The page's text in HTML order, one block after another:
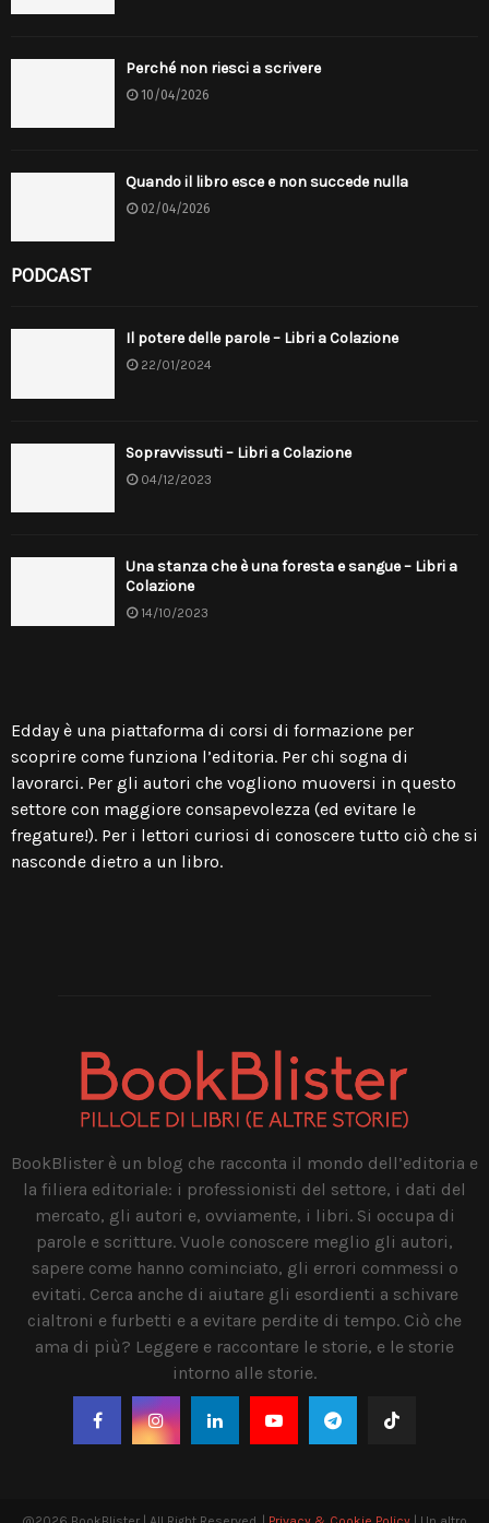
Perché non riesci a scrivere
10/04/2026
Quando il libro esce e non succede nulla
02/04/2026
PODCAST
Il potere delle parole – Libri a Colazione
22/01/2024
Sopravvissuti – Libri a Colazione
04/12/2023
Una stanza che è una foresta e sangue – Libri a
Colazione
14/10/2023
Edday è una piattaforma di corsi di formazione per
scoprire come funziona l’editoria. Per chi sogna di
lavorarci. Per gli autori che vogliono muoversi in questo
settore con maggiore consapevolezza (ed evitare le
fregature!). Per i lettori curiosi di conoscere tutto ciò che si
nasconde dietro a un libro.
BookBlister è un blog che racconta il mondo dell’editoria e
la filiera editoriale: i professionisti del settore, i dati del
mercato, gli autori e, ovviamente, i libri. Si occupa di
parole e scritture. Vuole conoscere meglio gli autori,
sapere come hanno cominciato, gli errori commessi o
evitati. Cerca anche di aiutare gli esordienti a schivare
cialtroni e furbetti e a evitare perdite di tempo. Ciò che
ama di più? Leggere e raccontare le storie, e le storie
intorno alle storie.